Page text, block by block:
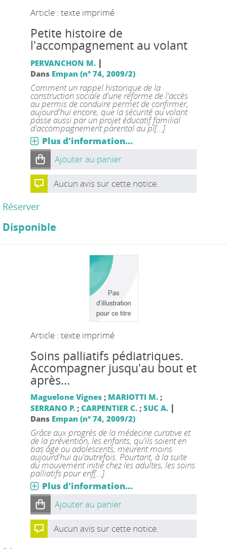
Article : texte imprimé
Petite histoire de
l'accompagnement au volant
PERVANCHON M. |
Dans Empan (n° 74, 2009/2)
Comment un rappel historique de la
construction sociale d'une réforme de l'accès
au permis de conduire permet de confirmer,
aujourd'hui encore, que la sécurité au volant
passe aussi par un projet éducatif familial
d'accompagnement parental au pl[...]
Plus d'information...
Ajouter au panier
Aucun avis sur cette notice.
Réserver
Disponible
Article : texte imprimé
Soins palliatifs pédiatriques.
Accompagner jusqu'au bout et
après...
Maguelone Vignes; MARIOTTI M.;
SERRANO P.; CARPENTIER C.; SUC A. |
Dans Empan (n° 74, 2009/2)
Grâce aux progrès de la médecine curative et
de la prévention, les enfants, qu'ils soient en
bas âge ou adolescents, meurent moins
aujourd'hui qu'autrefois. Pourtant, à la suite
du mouvement initié chez les adultes, les soins
palliatifs pour enf[...]
Plus d'information...
Ajouter au panier
Aucun avis sur cette notice.